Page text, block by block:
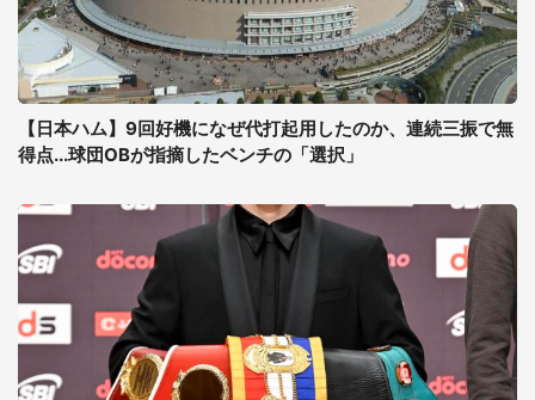
【日本ハム】9回好機になぜ代打起用したのか、連続三振で無
得点...球団OBが指摘したベンチの「選択」